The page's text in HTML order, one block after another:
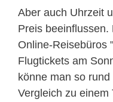
Aber auch Uhrzeit
Preis beeinflussen.
Online-Reisebüros
Flugtickets am
könne man so
Vergleich zu einem